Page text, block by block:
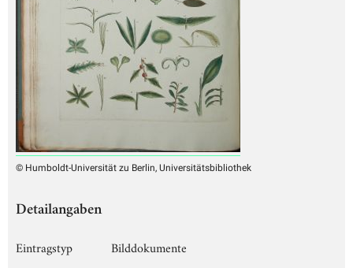
© Humboldt-Universität zu Berlin, Universitätsbibliothek
Detailangaben
Eintragstyp
Bilddokumente